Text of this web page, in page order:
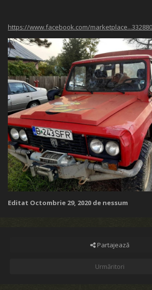
https://www.facebook.com/
Editat Octombrie 29, 2020 de nessum
Partajează
Urmăritori